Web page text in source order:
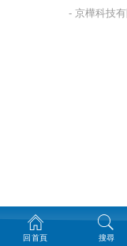
- 京樺科技
回首頁 搜尋